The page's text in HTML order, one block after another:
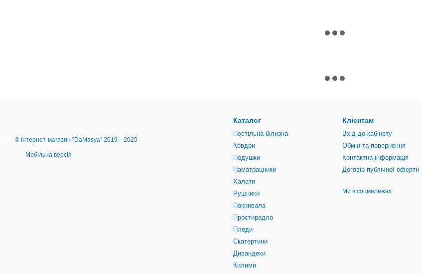
© Інтернет-магазин "DaMasya" 2019—2025
Мобільна версія
Каталог
Постільна білизна
Ковдри
Подушки
Наматрацники
Халати
Рушники
Покривала
Простирадло
Пледи
Скатертини
Дивандеки
Килими
Клієнтам
Вхід до кабінету
Обмін та повернення
Контактна інформація
Договір публічної оферти
Ми в соцмережах